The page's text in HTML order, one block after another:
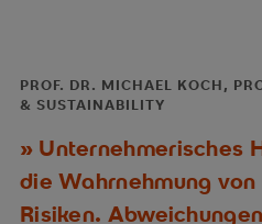
Unternehmerisches
die Wahrnehmung von
Risiken.
PROF. DR. MICHAEL KOCH,
& SUSTAINABILITY